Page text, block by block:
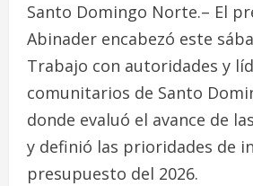
Santo Domingo Norte.– El
Abinader encabezó este
Trabajo con autoridades y
comunitarios de Santo
donde evaluó el avance de
y definió las prioridades de
presupuesto del 2026.